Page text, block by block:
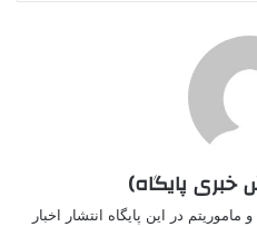
خبری پایگاه)
در این پایگاه انتشار اخبار